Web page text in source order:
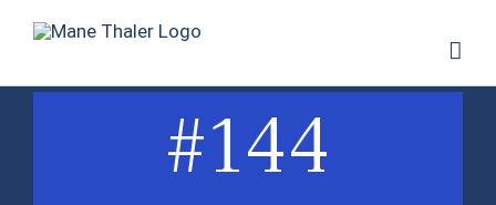
Zum
springen
#144